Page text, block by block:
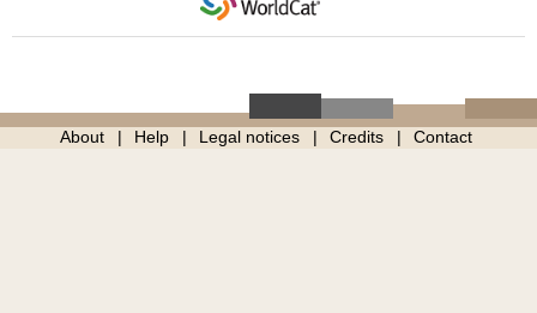
About Help Legal notices Credits Contact